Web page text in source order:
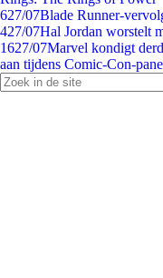
627/07Blade Runner-
427/07Hal Jordan worstelt
1627/07Marvel kondigt
aan tijdens Comic-Con-